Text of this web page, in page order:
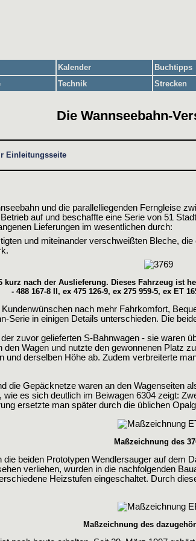
Kalender Buchtipps
Technik Strecken
Die Wannseebahn-
Einleitungsseite
und die parallelliegenden Ferngleise
auf und beschaffte eine Serie von 51
Lieferungen im wesentlichen durch:
und miteinander verschweißten Bleche,
kurz nach der Auslieferung. Dieses Fahrzeug ist
- 488 167-8 II, ex 475 126-9, ex 275 959-5, ex ET
nach mehr Fahrkomfort,
Serie in einigen Details unterschieden. Die
zuvor gelieferten S-Bahnwagen - sie
Wagen und nutzte den gewonnenen Platz
derselben Höhe ab. Zudem verbreiterte
die Gepäcknetze waren an den
es sich deutlich im Beiwagen 6304 zeigt:
ersetzte man später durch die üblichen
Maßzeichnung des
beiden Prototypen Wendlersauger auf dem
verliehen, wurden in die nachfolgenden
Heizstufen eingeschaltet. Durch
Maßzeichnung des